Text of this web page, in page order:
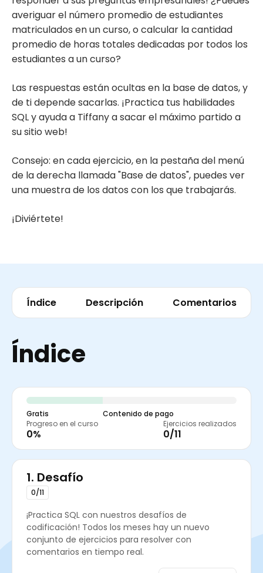
averiguar el número promedio de estudiantes
matriculados en un curso, o calcular la cantidad
promedio de horas totales dedicadas por todos los
estudiantes a un curso?
Las respuestas están ocultas en la base de datos, y
de ti depende sacarlas. ¡Practica tus habilidades
SQL y ayuda a Tiffany a sacar el máximo partido a
su sitio web!
Consejo: en cada ejercicio, en la pestaña del menú
de la derecha llamada "Base de datos", puedes ver
una muestra de los datos con los que trabajarás.
¡Diviértete!
Índice Descripción Comentarios
Índice
Gratis
Contenido de pago
Progreso en el curso
0%
Ejercicios realizados
0/11
1. Desafío
0/11
¡Practica SQL con nuestros desafíos de
codificación! Todos los meses hay un nuevo
conjunto de ejercicios para resolver con
comentarios en tiempo real.